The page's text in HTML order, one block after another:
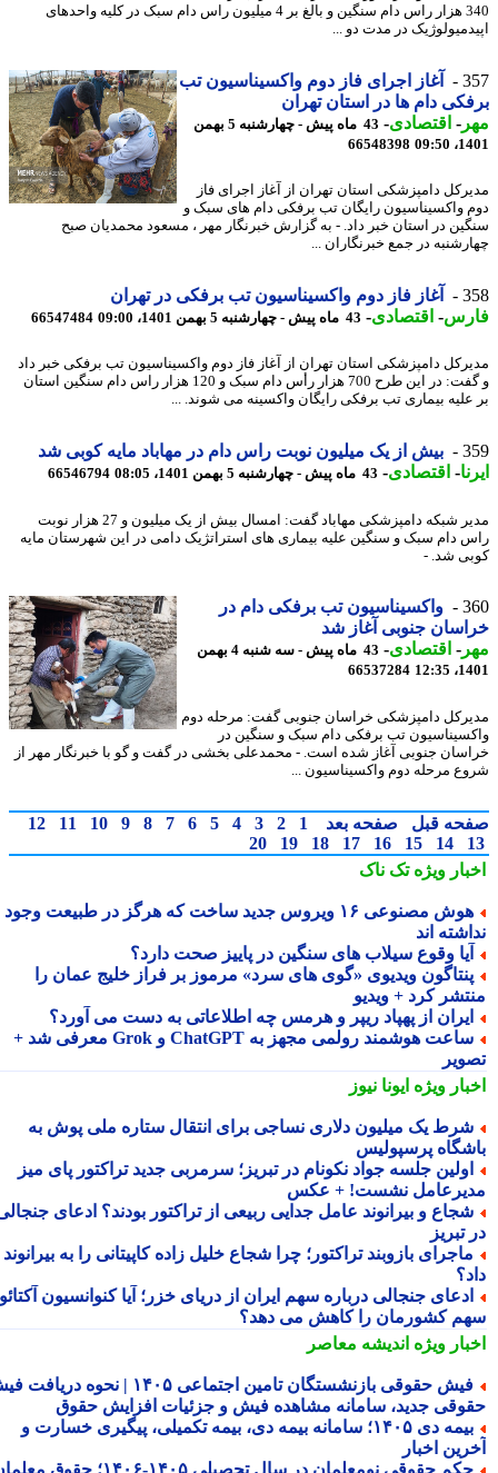
340 هزار راس دام سنگین و بالغ بر 4 میلیون راس دام سبک در کلیه واحدهای
در مدت دو ...
آغاز اجرای فاز دوم واکسیناسیون تب
دام ها در استان تهران
-اقتصادی-
43 ماه پیش - چهارشنبه 5 بهمن
66548398
دامپزشکی استان تهران از آغاز اجرای فاز
واکسیناسیون رایگان تب برفکی دام های سبک و
در استان خبر داد. - به گزارش خبرنگار مهر ، مسعود محمدیان صبح
در جمع خبرنگاران ...
آغاز فاز دوم واکسیناسیون تب برفکی در تهران
-اقتصادی-43 ماه پیش - چهارشنبه 5 بهمن 1401، 09:00 66547484
دامپزشکی استان تهران از آغاز فاز دوم واکسیناسیون تب برفکی خبر داد
و گفت: در این طرح 700 هزار رأس دام سبک و 120 هزار راس دام سنگین استان
بیماری تب برفکی رایگان واکسینه می شوند. ...
بیش از یک میلیون نوبت راس دام در مهاباد مایه کوبی شد
-اقتصادی-43 ماه پیش - چهارشنبه 5 بهمن 1401، 08:05 66546794
مدیر شبکه دامپزشکی مهاباد گفت: امسال بیش از یک میلیون و 27 هزار نوبت
دام سبک و سنگین علیه بیماری های استراتژیک دامی در این شهرستان مایه
شد. -
واکسیناسیون تب برفکی دام در
جنوبی آغاز شد
-اقتصادی-
43 ماه پیش - سه شنبه 4 بهمن
66537284
دامپزشکی خراسان جنوبی گفت: مرحله دوم
تب برفکی دام سبک و سنگین در
جنوبی آغاز شده است. - محمدعلی بخشی در گفت و گو با خبرنگار مهر از
مرحله دوم واکسیناسیون ...
قبل صفحه بعد 1
2
3
4
5
6
7
8
9
10
11
12
14
15
16
17
18
19
20
ویژهتک ناک
هوش مصنوعی ۱۶ ویروس جدید ساخت که هرگز در طبیعت وجود
اند
وقوع سیلاب های سنگین در پاییز صحت دارد؟
ویدیوی «گوی های سرد» مرموز بر فراز خلیج عمان را
کرد + ویدیو
از پهپاد ریپر و هرمس چه اطلاعاتی به دست می آورد؟
ساعت هوشمند رولمی مجهز به ChatGPT و Grok معرفی شد +
ویژهایونا نیوز
یک میلیون دلاری نساجی برای انتقال ستاره ملی پوش به
پرسپولیس
جلسه جواد نکونام در تبریز؛ سرمربی جدید تراکتور پای میز
نشست! + عکس
و بیرانوند عامل جدایی ربیعی از تراکتور بودند؟ ادعای جنجالی
تبریز
بازوبند تراکتور؛ چرا شجاع خلیل زاده کاپیتانی را به بیرانوند
جنجالی درباره سهم ایران از دریای خزر؛ آیا کنوانسیون آکتائو
کشورمان را کاهش می دهد؟
ویژهاندیشه معاصر
فیش حقوقی بازنشستگان تامین اجتماعی ۱۴۰۵ | نحوه دریافت فیش
جدید، سامانه مشاهده فیش و جزئیات افزایش حقوق
بیمه دی ۱۴۰۵؛ سامانه بیمه دی، بیمه تکمیلی، پیگیری خسارت و
اخبار